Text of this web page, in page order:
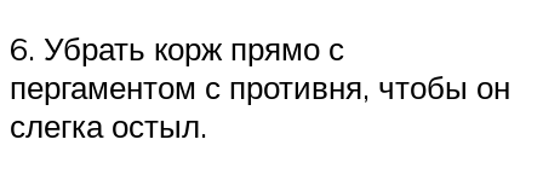
6. Убрать корж прямо с
пергаментом с противня, чтобы он
слегка остыл.